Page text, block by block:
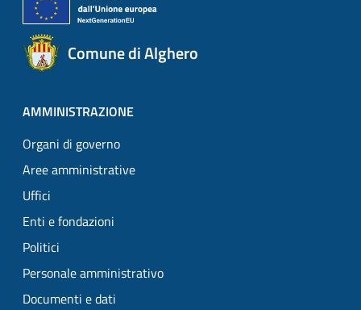
Comune di Alghero
AMMINISTRAZIONE
Organi di governo
Aree amministrative
Uffici
Enti e fondazioni
Politici
Personale amministrativo
Documenti e dati